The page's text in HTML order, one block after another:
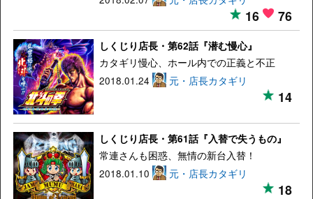
16 76
しくじり店長・第62話『潜む慢心』
カタギリ慢心、ホール内での正義と不正
2018.01.24
元・店長カタギリ
14
しくじり店長・第61話『入替で失うもの』
常連さんも困惑、無情の新台入替！
2018.01.10
元・店長カタギリ
18